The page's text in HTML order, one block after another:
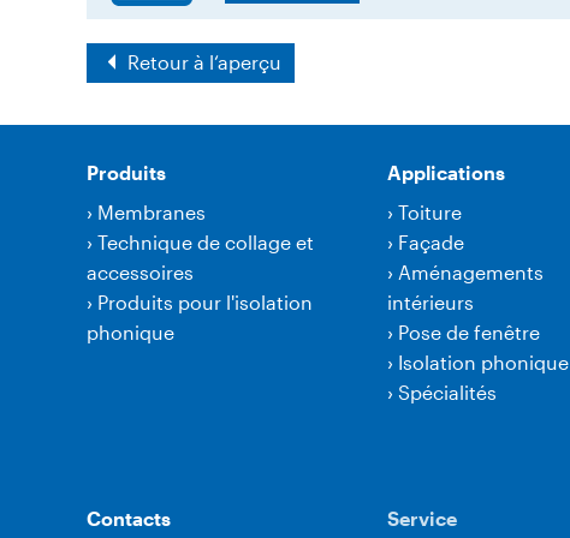
Retour à l‘aperçu
Produits
› Membranes
› Technique de collage et
accessoires
› Produits pour l'isolation
phonique
Applications
› Toiture
› Façade
› Aménagements
intérieurs
› Pose de fenêtre
› Isolation phonique
› Spécialités
Contacts Service